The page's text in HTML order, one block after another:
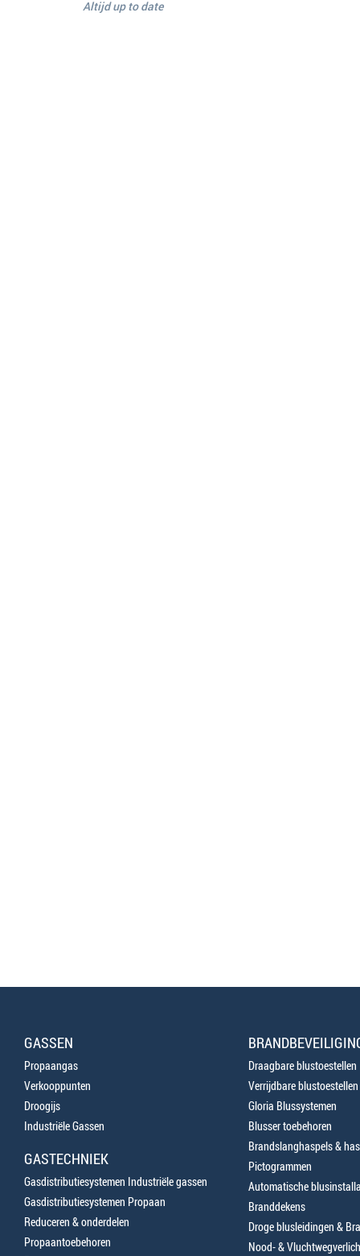
Altijd up to date
GASSEN
Propaangas
Verkooppunten
Droogijs
Industriële Gassen
GASTECHNIEK
Gasdistributiesystemen Industriële gassen
Gasdistributiesystemen Propaan
Reduceren & onderdelen
Propaantoebehoren
Draagbare blustoestellen
Verrijdbare blustoestellen
Gloria Blussystemen
Blusser toebehoren
Brandslanghaspels &
Pictogrammen
Automatische
Branddekens
Droge blusleidingen &
Nood- &